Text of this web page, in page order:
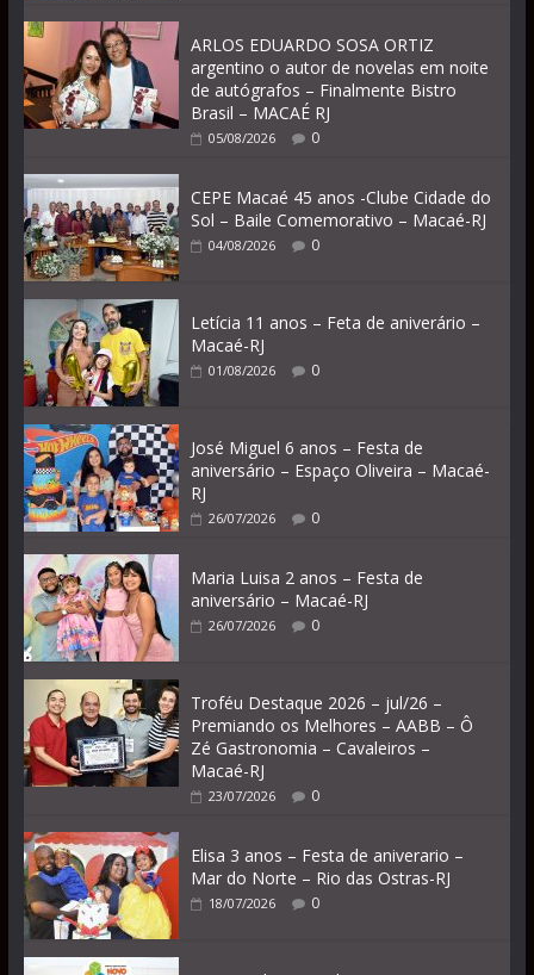
ARLOS EDUARDO SOSA ORTIZ
argentino o autor de novelas em noite
de autógrafos – Finalmente Bistro
Brasil – MACAÉ RJ
05/08/2026 0
CEPE Macaé 45 anos -Clube Cidade do
Sol – Baile Comemorativo – Macaé-RJ
04/08/2026 0
Letícia 11 anos – Feta de aniverário –
Macaé-RJ
01/08/2026 0
José Miguel 6 anos – Festa de
aniversário – Espaço Oliveira – Macaé-
RJ
26/07/2026 0
Maria Luisa 2 anos – Festa de
aniversário – Macaé-RJ
26/07/2026 0
Troféu Destaque 2026 – jul/26 –
Premiando os Melhores – AABB – Ô
Zé Gastronomia – Cavaleiros –
Macaé-RJ
23/07/2026 0
Elisa 3 anos – Festa de aniverario –
Mar do Norte – Rio das Ostras-RJ
18/07/2026 0